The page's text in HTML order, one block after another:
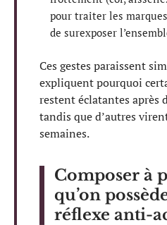
pour traiter les
de surexposer
Ces gestes paraissent
expliquent pourquoi
restent éclatantes après
tandis que d’autres
semaines.
Composer à
qu’on
réflexe anti-